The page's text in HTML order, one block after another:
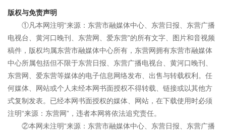
版权与免责声明
①凡本网注明“来源：东营市融媒体中心、东营日报、东营广播
电视台、黄河口晚刊、东营网、爱东营”的所有文字、图片和音视频
稿件，版权均属东营市融媒体中心所有，东营网拥有东营市融媒体
中心所属包括但不限于东营日报、东营广播电视台、黄河口晚刊、
东营网、爱东营等媒体的电子信息网络发布、出售与转载权利。任
何媒体、网站或个人未经本网书面授权不得转载、链接或以其他方
式复制发表。已经本网书面授权的媒体、网站，在下载使用时必须
注明“来源：东营网”，违者本网将依法追究责任。
②本网未注明“来源：东营市融媒体中心、东营日报、东营广播